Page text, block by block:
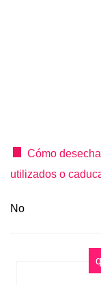
Cómo
utilizados o
No